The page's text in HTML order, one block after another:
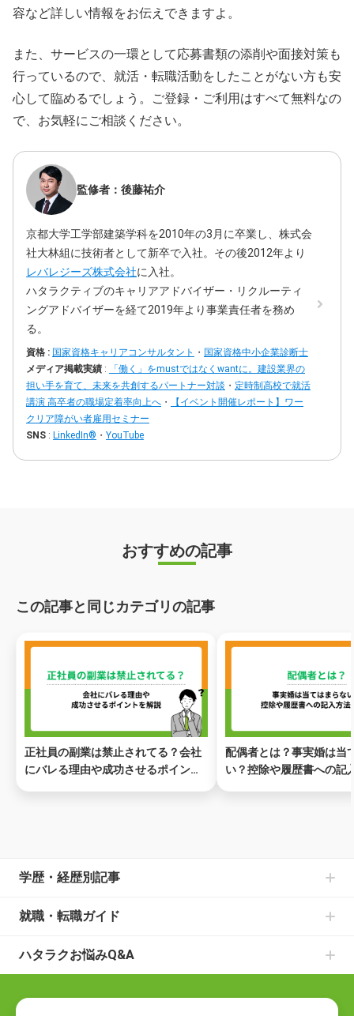
容など詳しい情報をお伝えできますよ。
また、サービスの一環として応募書類の添削や面接対策も
行っているので、就活・転職活動をしたことがない方も安
心して臨めるでしょう。ご登録・ご利用はすべて無料なの
で、お気軽にご相談ください。
監修者：後藤祐介
京都大学工学部建築学科を2010年の3月に卒業し、株式会
社大林組に技術者として新卒で入社。その後2012年より
レバレジーズ株式会社に入社。
ハタラクティブのキャリアアドバイザー・リクルーティ
ングアドバイザーを経て2019年より事業責任者を務め
る。
資格 : 国家資格キャリアコンサルタント ・ 国家資格中小企業診断士
メディア掲載実績 :
「働く」をmustではなくwantに。建設業界の
担い手を育て、未来を共創するパートナー対談 ・ 定時制高校で就活
講演 高卒者の職場定着率向上へ ・
【イベント開催レポート】ワー
クリア障がい者雇用セミナー
SNS : LinkedIn® ・ YouTube
ページトップ
おすすめの記事
この記事と同じカテゴリの記事
正社員の副業は禁止されてる？会社
にバレる理由や成功させるポイント
配偶者とは？事実婚は当
い？控除や履歴書への記
学歴・経歴別記事
中卒からの就職の記事一覧
高卒からの就職の記事一覧
大学中退からの就職の記事一覧
フリーターからの就職の記事一覧
就職・転職ガイド
書類選考のお悩みの記事一覧
面接のお悩みの記事一覧
退職についての記事一覧
ハタラクお悩みQ&A
就職の悩み